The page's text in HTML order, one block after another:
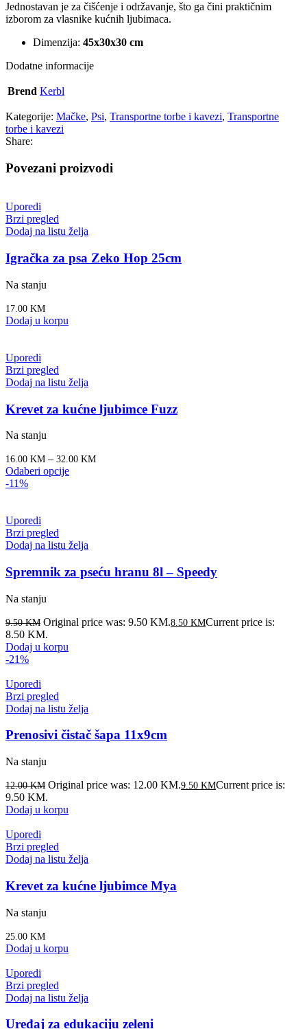
Jednostavan je za čišćenje i održavanje, što ga čini praktičnim
izborom za vlasnike kućnih ljubimaca.
Dimenzija: 45x30x30 cm
Dodatne informacije
Brend Kerbl
Kategorije: Mačke, Psi, Transportne torbe i kavezi, Transportne
torbe i kavezi
Share:
Povezani proizvodi
Uporedi
Brzi pregled
Dodaj na listu želja
Igračka za psa Zeko Hop 25cm
Na stanju
17.00 KM
Dodaj u korpu
Uporedi
Brzi pregled
Dodaj na listu želja
Krevet za kućne ljubimce Fuzz
Na stanju
16.00 KM – 32.00 KM
Odaberi opcije
-11%
Uporedi
Brzi pregled
Dodaj na listu želja
Spremnik za pseću hranu 8l – Speedy
Na stanju
9.50KM Original price was: 9.50 KM.8.50 KMCurrent price is:
8.50 KM.
Dodaj u korpu
-21%
Uporedi
Brzi pregled
Dodaj na listu želja
Prenosivi čistač šapa 11x9cm
Na stanju
12.00KM Original price was: 12.00 KM.9.50 KMCurrent price is:
9.50 KM.
Dodaj u korpu
Uporedi
Brzi pregled
Dodaj na listu želja
Krevet za kućne ljubimce Mya
Na stanju
25.00 KM
Dodaj u korpu
Uporedi
Brzi pregled
Dodaj na listu želja
Uređaj za edukaciju zeleni